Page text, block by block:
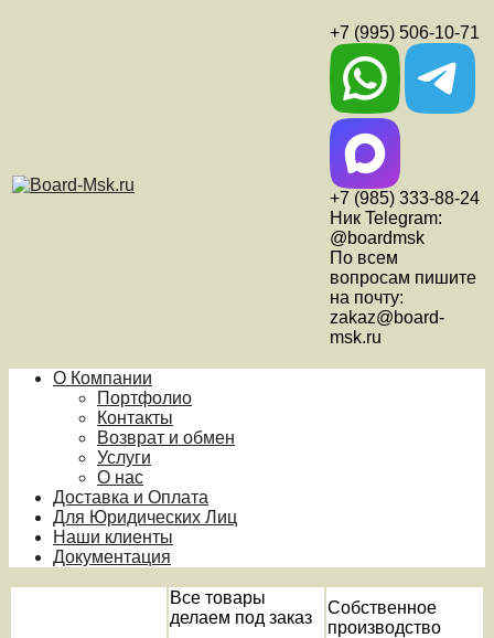
+7 (995) 506-10-71
+7 (985) 333-88-24
Ник Telegram:
@boardmsk
По всем
вопросам пишите
на почту:
zakaz@board-
msk.ru
О Компании
Портфолио
Контакты
Возврат и обмен
Услуги
О нас
Доставка и Оплата
Для Юридических Лиц
Наши клиенты
Документация
Все товары
делаем под заказ
Собственное
производство